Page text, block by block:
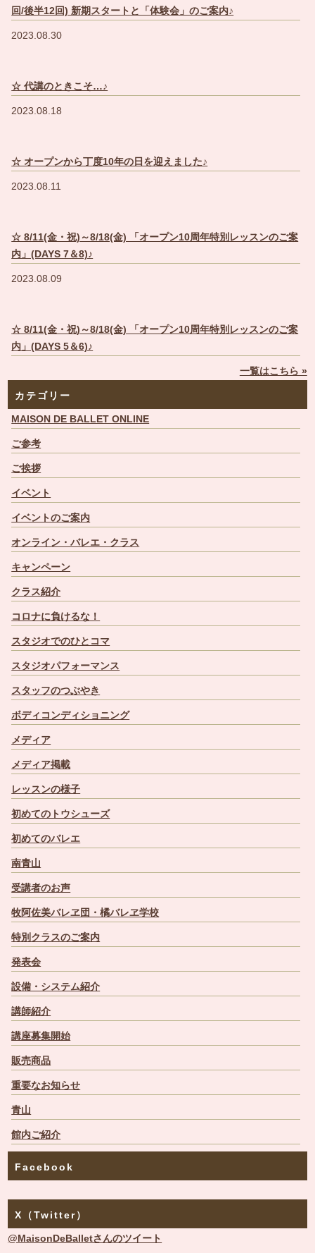
回/後半12回) 新期スタートと「体験会」のご案内♪
2023.08.30
☆ 代講のときこそ…♪
2023.08.18
☆ オープンから丁度10年の日を迎えました♪
2023.08.11
☆ 8/11(金・祝)～8/18(金) 「オープン10周年特別レッスンのご案
内」(DAYS 7＆8)♪
2023.08.09
☆ 8/11(金・祝)～8/18(金) 「オープン10周年特別レッスンのご案
内」(DAYS 5＆6)♪
一覧はこちら »
カテゴリー
MAISON DE BALLET ONLINE
ご参考
ご挨拶
イベント
イベントのご案内
オンライン・バレエ・クラス
キャンペーン
クラス紹介
コロナに負けるな！
スタジオでのひとコマ
スタジオパフォーマンス
スタッフのつぶやき
ボディコンディショニング
メディア
メディア掲載
レッスンの様子
初めてのトウシューズ
初めてのバレエ
南青山
受講者のお声
牧阿佐美バレヱ団・橘バレヱ学校
特別クラスのご案内
発表会
設備・システム紹介
講師紹介
講座募集開始
販売商品
重要なお知らせ
青山
館内ご紹介
Facebook
X（Twitter）
@MaisonDeBalletさんのツイート